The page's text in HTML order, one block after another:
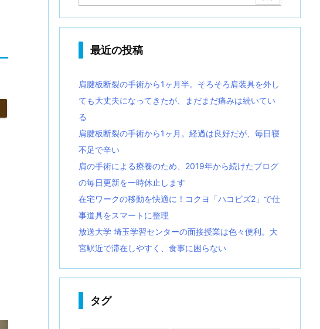
最近の投稿
肩腱板断裂の手術から1ヶ月半。そろそろ肩装具を外し
ても大丈夫になってきたが、まだまだ痛みは続いてい
る
肩腱板断裂の手術から1ヶ月。経過は良好だが、毎日寝
不足で辛い
肩の手術による療養のため、2019年から続けたブログ
の毎日更新を一時休止します
在宅ワークの移動を快適に！コクヨ「ハコビズ2」で仕
事道具をスマートに整理
放送大学 埼玉学習センターの面接授業は色々便利。大
宮駅近で滞在しやすく、食事に困らない
タグ